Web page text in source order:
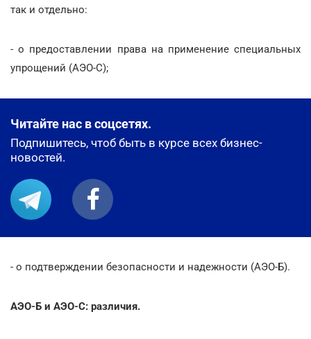
так и отдельно:
- о предоставлении права на применение специальных
упрощений (АЭО-С);
Читайте нас в соцсетях.
Подпишитесь, чтоб быть в курсе всех бизнес-
новостей.
- о подтверждении безопасности и надежности (АЭО-Б).
АЭО-Б и АЭО-С: различия.